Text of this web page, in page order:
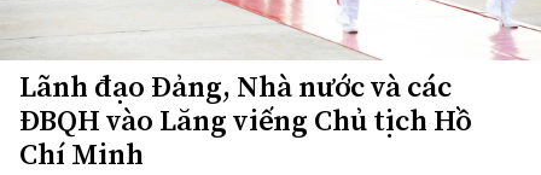
Lãnh đạo Đảng, Nhà nước và các
ĐBQH vào Lăng viếng Chủ tịch Hồ
Chí Minh